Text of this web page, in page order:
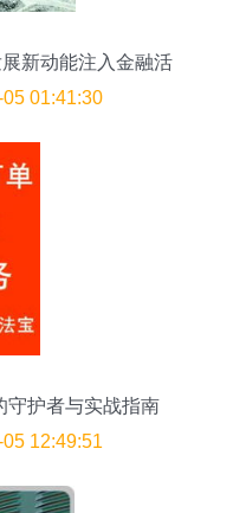
新动能注入金融活
01:41:30
守护者与实战指南
12:49:51